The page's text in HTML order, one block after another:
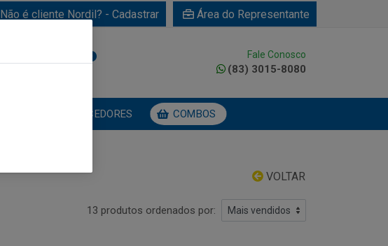
Não é cliente Nordil? - Cadastrar Área do Representante
Fale Conosco
(83) 3015-8080
FORNECEDORES COMBOS
VOLTAR
13 produtos ordenados por: